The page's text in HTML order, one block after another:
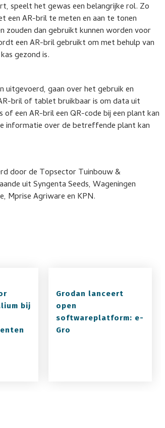
speelt het gewas een belangrijke rol. Zo
een AR-bril te meten en aan te tonen
zouden dan gebruikt kunnen worden voor
een AR-bril gebruikt om met behulp van
gezond is.
uitgevoerd, gaan over het gebruik en
bril of tablet bruikbaar is om data uit
een AR-bril een QR-code bij een plant kan
informatie over de betreffende plant kan
door de Topsector Tuinbouw &
uit Syngenta Seeds, Wageningen
Mprise Agriware en KPN.
bij
Grodan lanceert
open
softwareplatform: e-
Gro